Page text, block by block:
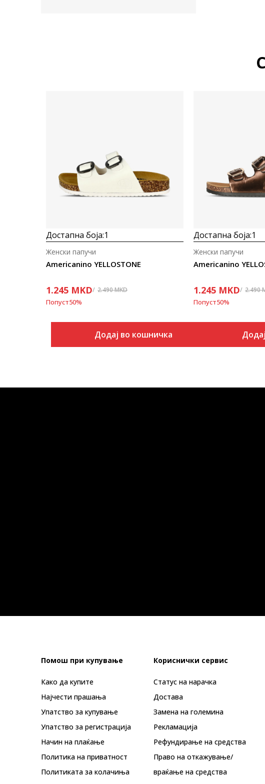
Достапна боја:1
Americanino YELLOSTONE
Женски папучи
1.245 MKD 2.490MKD
Попуст50%
Додај во кошничка
Достапна боја:1
Americanino
Женски папучи
1.245 MKD 2.490
Попуст50%
Помош при купување
Како да купите
Најчести прашања
Упатство за купување
Упатство за регистрација
Начин на плаќање
Политика на приватност
Политиката за колачиња
Кориснички сервис
Статус на нарачка
Достава
Замена на големина
Рекламациja
Рефундирање на средства
Право на откажување/
враќање на средства